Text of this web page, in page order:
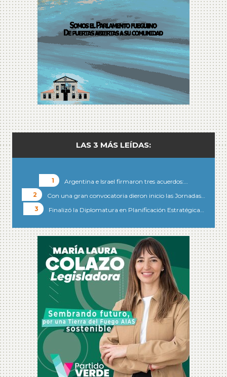
LAS 3 MÁS LEÍDAS:
Argentina e Israel firmaron tres acuerdos:…
Con una gran convocatoria dieron inicio las Jornadas…
Finalizó la Diplomatura en Planificación Estratégica…